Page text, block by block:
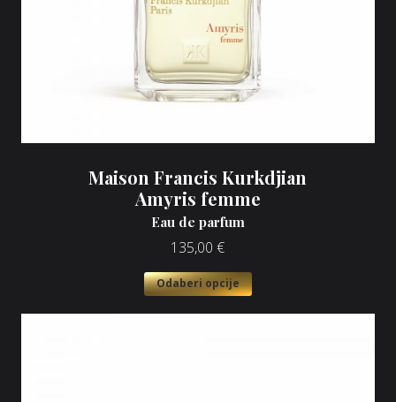
Maison Francis Kurkdjian
Amyris femme
Eau de parfum
135,00 €
Odaberi opcije